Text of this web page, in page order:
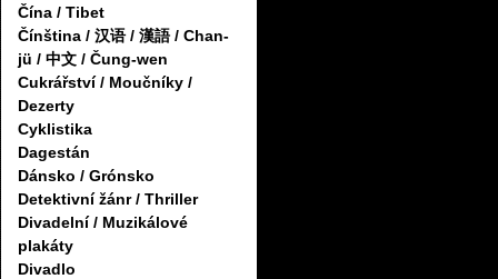
Čína / Tibet
Čínština / 汉语 / 漢語 / Chan-
jü / 中文 / Čung-wen
Cukrářství / Moučníky /
Dezerty
Cyklistika
Dagestán
Dánsko / Grónsko
Detektivní žánr / Thriller
Divadelní / Muzikálové
plakáty
Divadlo